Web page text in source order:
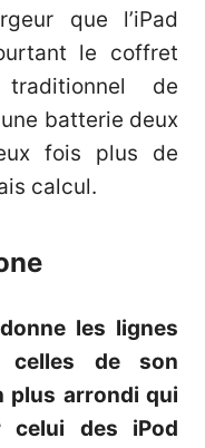
que l’iPad
le coffret
de
batterie deux
fois plus de
calcul.
les lignes
celles de son
plus arrondi qui
celui des iPod